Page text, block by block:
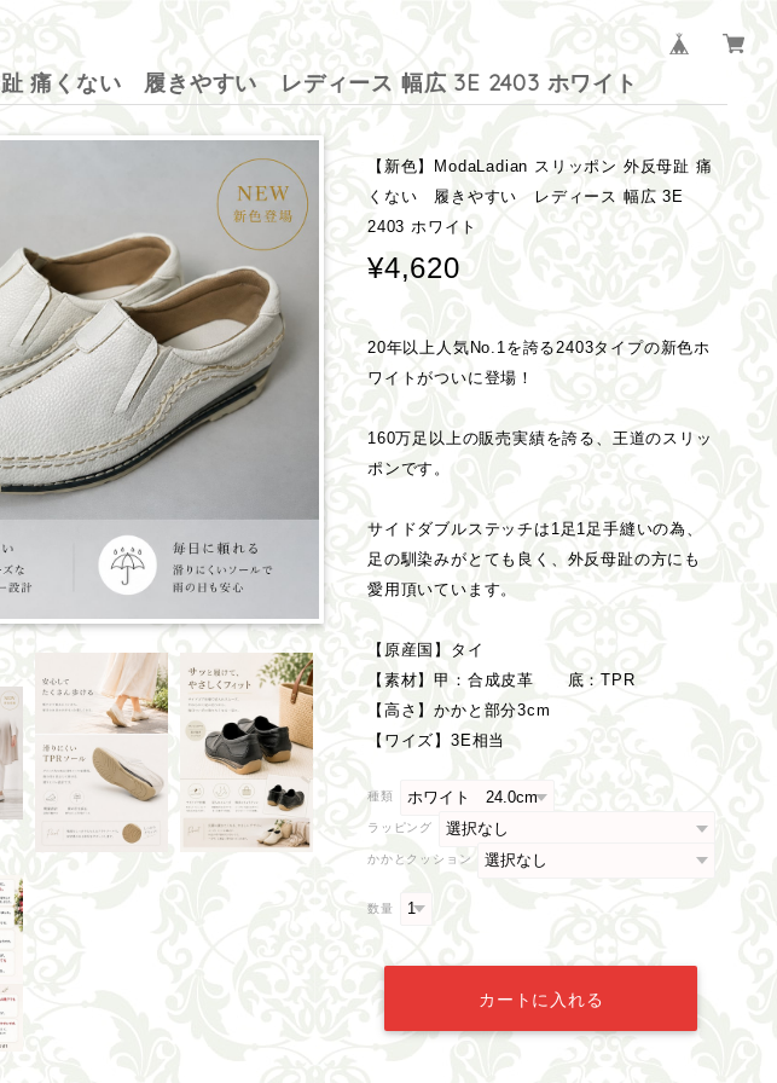
痛くない 履きやすい レディース 幅広 3E 2403 ホワイト
【新色】ModaLadian スリッポン 外反母趾 痛
くない 履きやすい レディース 幅広 3E
2403 ホワイト
¥4,620
20年以上人気No.1を誇る2403タイプの新色ホ
ワイトがついに登場！
160万足以上の販売実績を誇る、王道のスリッ
ポンです。
サイドダブルステッチは1足1足手縫いの為、
足の馴染みがとても良く、外反母趾の方にも
愛用頂いています。
【原産国】タイ
【素材】甲：合成皮革 底：TPR
【高さ】かかと部分3cm
【ワイズ】3E相当
種類
ラッピング
かかとクッション
数量
カートに入れる